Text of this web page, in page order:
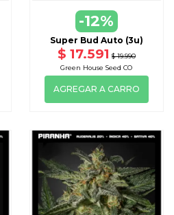
-12%
Super Bud Auto (3u)
$ 17.591 $ 19.990
Green House Seed CO
AGREGAR A CARRO